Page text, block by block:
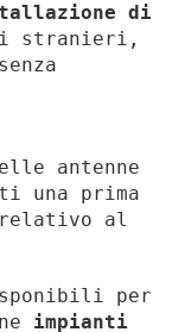
di
stranieri,
antenne
una prima
relativo al
per
impianti